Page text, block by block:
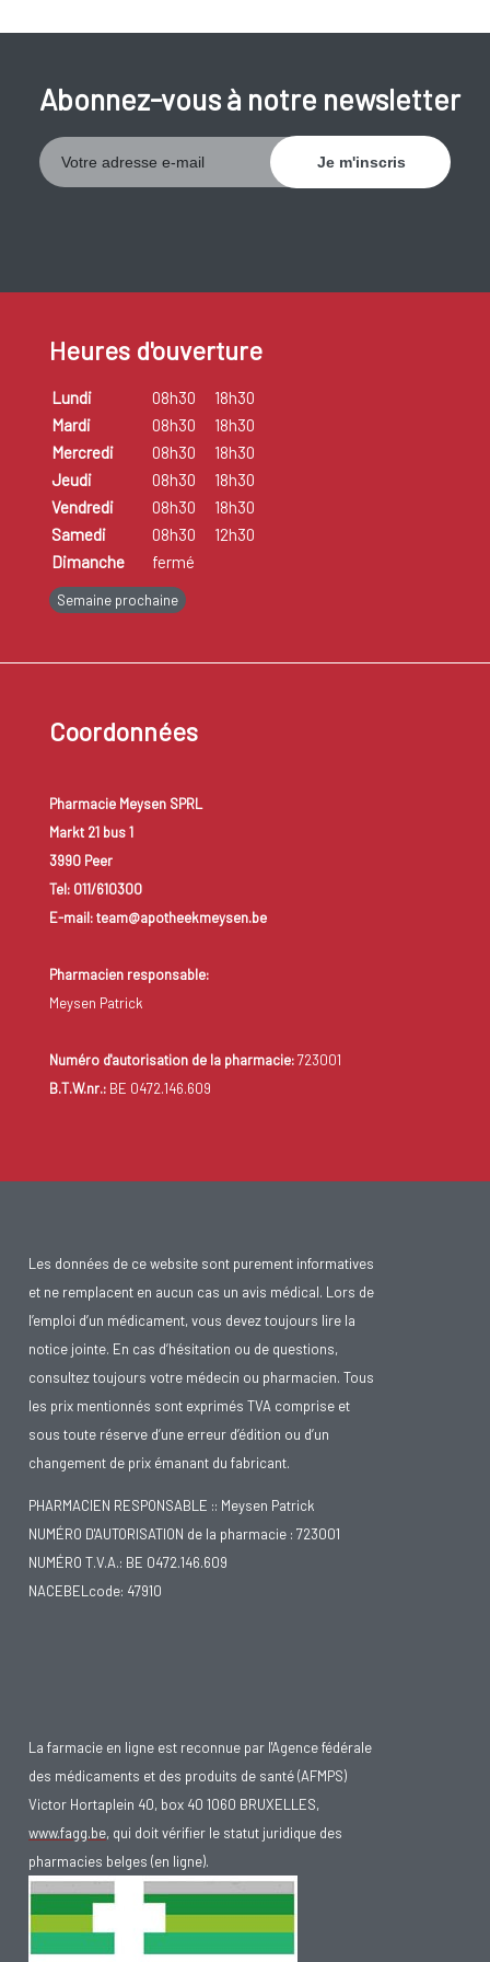
Abonnez-vous à notre newsletter
Heures d'ouverture
Lundi 08h30
18h30
Mardi
08h30
18h30
Mercredi
08h30
18h30
Jeudi
08h30
18h30
Vendredi
08h30
18h30
Samedi
08h30
12h30
Dimanche
fermé
Semaine prochaine
Coordonnées
Pharmacie Meysen SPRL
Markt 21 bus 1
3990 Peer
Tel: 011/610300
E-mail: team@apotheekmeysen.be
Pharmacien responsable:
Meysen Patrick
Numéro d'autorisation de la pharmacie:723001
B.T.W.nr.:BE 0472.146.609
Les données de ce website sont purement informatives
et ne remplacent en aucun cas un avis médical. Lors de
l’emploi d’un médicament, vous devez toujours lire la
notice jointe. En cas d’hésitation ou de questions,
consultez toujours votre médecin ou pharmacien. Tous
les prix mentionnés sont exprimés TVA comprise et
sous toute réserve d’une erreur d’édition ou d’un
changement de prix émanant du fabricant.
PHARMACIEN RESPONSABLE :: Meysen Patrick
NUMÉRO D'AUTORISATION de la pharmacie : 723001
NUMÉRO T.V.A.: BE 0472.146.609
NACEBELcode: 47910
La farmacie en ligne est reconnue par l'Agence fédérale
des médicaments et des produits de santé (AFMPS)
Victor Hortaplein 40, box 40 1060 BRUXELLES,
www.fagg.be, qui doit vérifier le statut juridique des
pharmacies belges (en ligne).